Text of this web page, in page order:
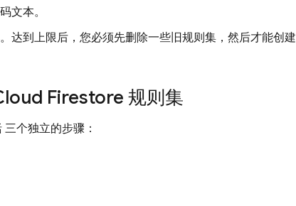
文本。
达到上限后，您必须先删除一些旧规则集，然后才能创建
Firestore 规则集
个独立的步骤：